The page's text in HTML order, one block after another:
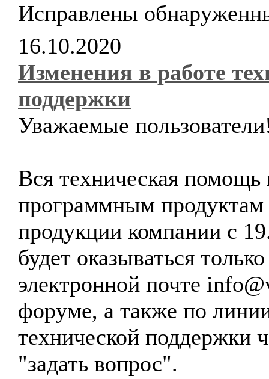
Исправлены
16.10.2020
Изменения в работе
поддержки
Уважаемые
Вся техническая помощь
программным продуктам
продукции компании с
будет оказываться
электронной почте
форуме, а также по
технической поддержки
"задать вопрос".